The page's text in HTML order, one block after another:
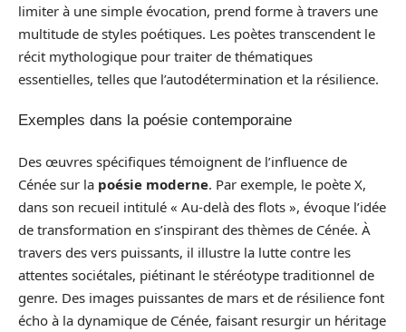
limiter à une simple évocation, prend forme à travers une
multitude de styles poétiques. Les poètes transcendent le
récit mythologique pour traiter de thématiques
essentielles, telles que l’autodétermination et la résilience.
Exemples dans la poésie contemporaine
Des œuvres spécifiques témoignent de l’influence de
Cénée sur la poésie moderne. Par exemple, le poète X,
dans son recueil intitulé « Au-delà des flots », évoque l’idée
de transformation en s’inspirant des thèmes de Cénée. À
travers des vers puissants, il illustre la lutte contre les
attentes sociétales, piétinant le stéréotype traditionnel de
genre. Des images puissantes de mars et de résilience font
écho à la dynamique de Cénée, faisant resurgir un héritage